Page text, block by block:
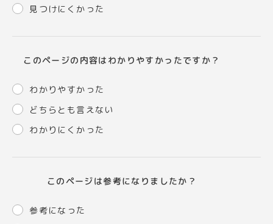
見つけにくかった
このページの内容はわかりやすかったですか？
わかりやすかった
どちらとも言えない
わかりにくかった
このページは参考になりましたか？
参考になった